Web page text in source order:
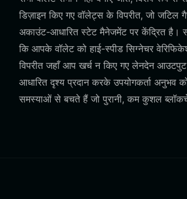
डिज़ाइन किए गए वॉलेट्स के विपरीत, जो जटिल
अकाउंट-आधारित स्टेट मैनेजमेंट पर केंद्रित है।
कि आपके वॉलेट को हाई-स्पीड सिग्नेचर
विपरीत जहाँ आप खर्च न किए गए लेनदेन
आधारित दृश्य प्रदान करके उपयोगकर्ता
समस्याओं से बचते हैं जो पुरानी, कम कुशल